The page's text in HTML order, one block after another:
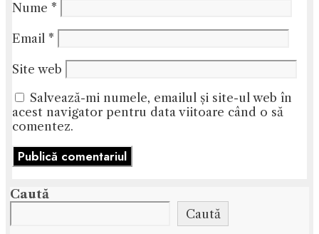
Nume *
Email *
Site web
Salvează-mi numele, emailul și site-ul web în
acest navigator pentru data viitoare când o să
comentez.
Caută
Caută